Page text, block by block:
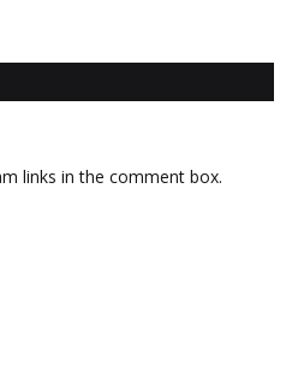
links in the comment box.